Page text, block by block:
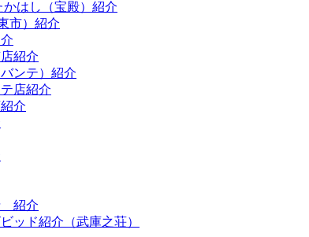
はし（宝殿）紹介
市）紹介
紹介
ンテ）紹介
店紹介
介
紹介
ッド紹介（武庫之荘）